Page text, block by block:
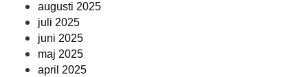
augusti 2025
juli 2025
juni 2025
maj 2025
april 2025